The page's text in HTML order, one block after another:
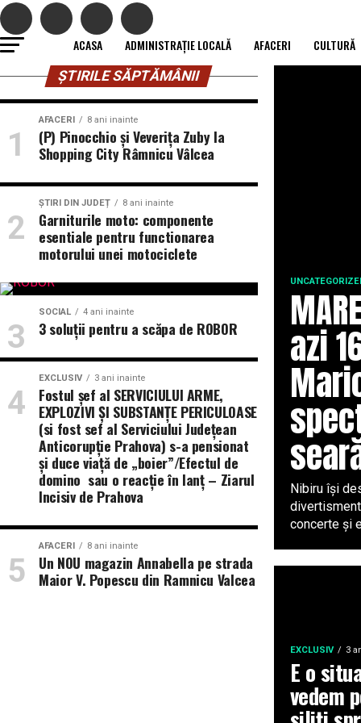
ACASA ADMINISTRAȚIE LOCALĂ AFACERI CULTURĂ
azi
Nibiru își
concerte și
EXCLUSIV 3
E o
vedem
ȘTIRILE SĂPTĂMÂNII
AFACERI 8 ani inainte
(P) Pinocchio și Veverița Zuby la
Shopping City Râmnicu Vâlcea
ȘTIRI DIN JUDEȚ 8 ani inainte
Garniturile moto: componente
esentiale pentru functionarea
motorului unei motociclete
SOCIAL 4 ani inainte
3 soluții pentru a scăpa de ROBOR
EXCLUSIV 3 ani inainte
Fostul șef al SERVICIULUI ARME,
EXPLOZIVI ŞI SUBSTANŢE PERICULOASE
(si fost sef al Serviciului Judeţean
Anticorupţie Prahova) s-a pensionat
și duce viață de „boier”/Efectul de
domino sau o reacție în lanț – Ziarul
Incisiv de Prahova
AFACERI 8 ani inainte
Un NOU magazin Annabella pe strada
Maior V. Popescu din Ramnicu Valcea